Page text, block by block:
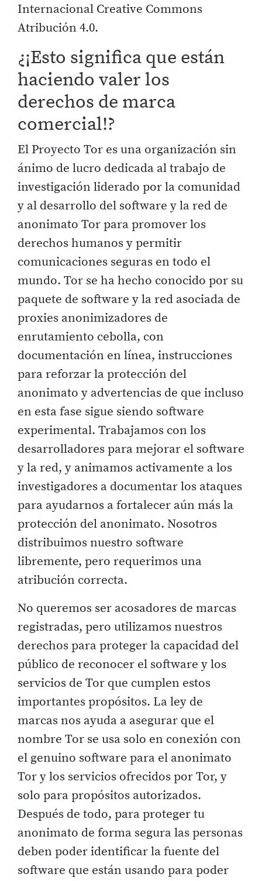
Internacional Creative Commons
Atribución 4.0.
¿¡Esto significa que están
haciendo valer los
derechos de marca
comercial!?
El Proyecto Tor es una organización sin
ánimo de lucro dedicada al trabajo de
investigación liderado por la comunidad
y al desarrollo del software y la red de
anonimato Tor para promover los
derechos humanos y permitir
comunicaciones seguras en todo el
mundo. Tor se ha hecho conocido por su
paquete de software y la red asociada de
proxies anonimizadores de
enrutamiento cebolla, con
documentación en línea, instrucciones
para reforzar la protección del
anonimato y advertencias de que incluso
en esta fase sigue siendo software
experimental. Trabajamos con los
desarrolladores para mejorar el software
y la red, y animamos activamente a los
investigadores a documentar los ataques
para ayudarnos a fortalecer aún más la
protección del anonimato. Nosotros
distribuimos nuestro software
libremente, pero requerimos una
atribución correcta.
No queremos ser acosadores de marcas
registradas, pero utilizamos nuestros
derechos para proteger la capacidad del
público de reconocer el software y los
servicios de Tor que cumplen estos
importantes propósitos. La ley de
marcas nos ayuda a asegurar que el
nombre Tor se usa solo en conexión con
el genuino software para el anonimato
Tor y los servicios ofrecidos por Tor, y
solo para propósitos autorizados.
Después de todo, para proteger tu
anonimato de forma segura las personas
deben poder identificar la fuente del
software que están usando para poder